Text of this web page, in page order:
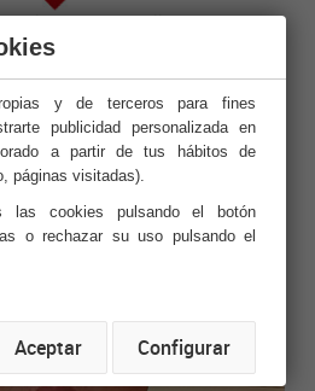
Belinchón Carballo
(Vocal)
y de terceros para fines
publicidad personalizada en
a partir de tus hábitos de
páginas visitadas).
las cookies pulsando el botón
o rechazar su uso pulsando el
Aceptar Configurar